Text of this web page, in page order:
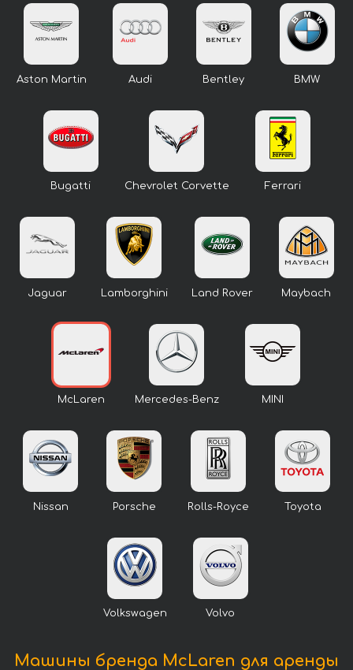
Aston Martin Audi Bentley BMW
Bugatti Chevrolet Corvette Ferrari
Jaguar Lamborghini Land Rover Maybach
McLaren Mercedes-Benz MINI
Nissan Porsche Rolls-Royce Toyota
Volkswagen Volvo
Машины бренда McLaren для аренды